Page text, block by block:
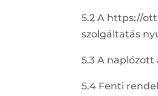
5.2 A https://
szolgáltatás
5.3 A
5.4 Fenti